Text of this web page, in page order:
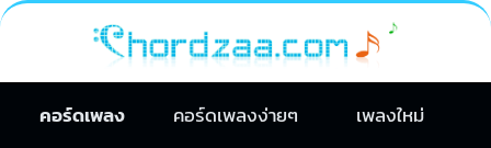
คอร์ดเพลง คอร์ดเพลงง่ายๆ
เพลงใหม่